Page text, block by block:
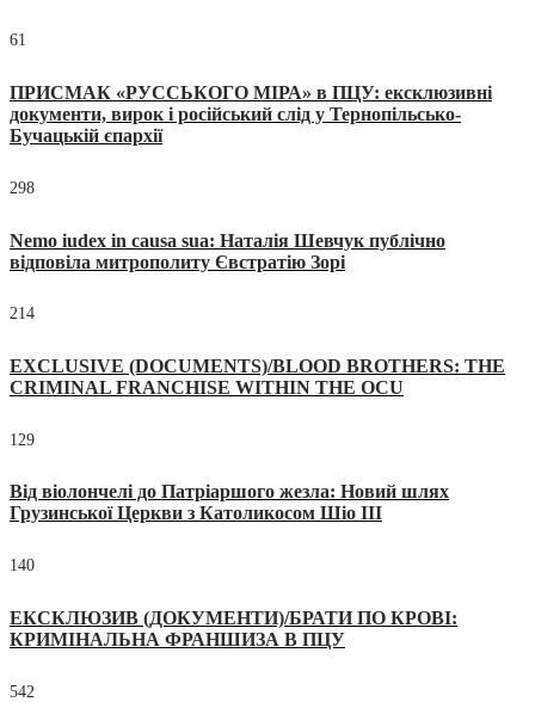
61
ПРИСМАК «РУССЬКОГО МІРА» в ПЦУ: ексклюзивні
документи, вирок і російський слід у Тернопільсько-
Бучацькій єпархії
298
Nemo iudex in causa sua: Наталія Шевчук публічно
відповіла митрополиту Євстратію Зорі
214
EXCLUSIVE (DOCUMENTS)/BLOOD BROTHERS: THE
CRIMINAL FRANCHISE WITHIN THE OCU
129
Від віолончелі до Патріаршого жезла: Новий шлях
Грузинської Церкви з Католикосом Шіо III
140
ЕКСКЛЮЗИВ (ДОКУМЕНТИ)/БРАТИ ПО КРОВІ:
КРИМІНАЛЬНА ФРАНШИЗА В ПЦУ
542